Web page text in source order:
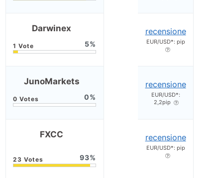
Darwinex
5
recensione
EUR/USD*: pip
JunoMarkets
0
recensione
EUR/USD*:
2,2pip
FXCC
93
recensione
EUR/USD*: pip